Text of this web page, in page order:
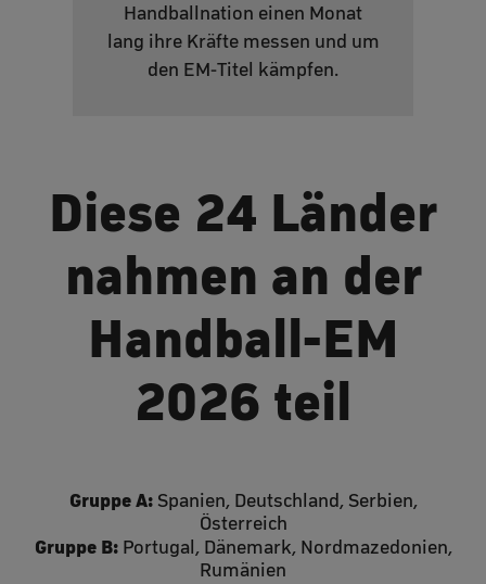
Handballnation einen Monat
lang ihre Kräfte messen und um
den EM‑Titel kämpfen.
Diese 24 Länder
nahmen an der
Handball-EM
2026 teil
Gruppe A:Spanien, Deutschland, Serbien,
Österreich
Gruppe B:Portugal, Dänemark, Nordmazedonien,
Rumänien